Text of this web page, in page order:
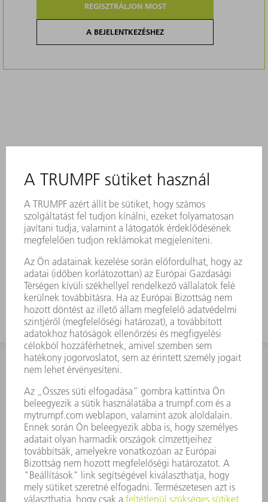
REGISZTRÁLJON MOST
A BEJELENTKEZÉSHEZ
KAPCSOLAT
Szerszám
3628576045
08.00 - 16.30
szerszam@hu.trumpf.com
KAPCSOLAT
Alkatrész
3628576035
08.00 - 16.30
alkatresz@hu.trumpf.com